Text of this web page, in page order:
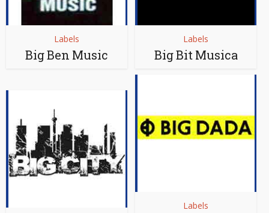
Labels
Big Ben Music
Labels
Big Bit Musica
Labels